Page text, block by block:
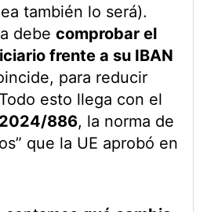
también lo será).
debe comprobar el
frente a su IBAN
para reducir
esto llega con el
2024/886, la norma de
que la UE aprobó en